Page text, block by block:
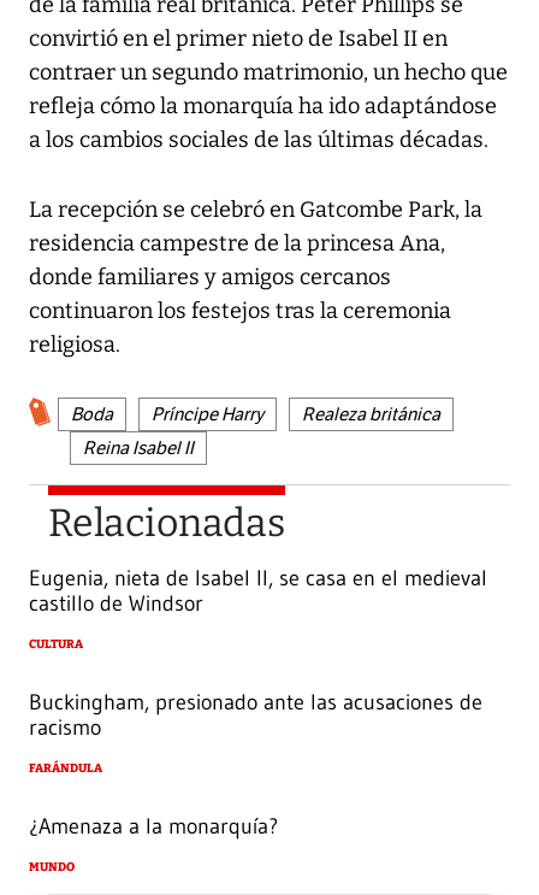
convirtió en el primer nieto de Isabel II en
contraer un segundo matrimonio, un hecho que
refleja cómo la monarquía ha ido adaptándose
a los cambios sociales de las últimas décadas.
La recepción se celebró en Gatcombe Park, la
residencia campestre de la princesa Ana,
donde familiares y amigos cercanos
continuaron los festejos tras la ceremonia
religiosa.
Boda Príncipe Harry
Realeza británica
Reina Isabel II
Relacionadas
Eugenia, nieta de Isabel II, se casa en el medieval
castillo de Windsor
CULTURA
Buckingham, presionado ante las acusaciones de
racismo
FARÁNDULA
¿Amenaza a la monarquía?
MUNDO